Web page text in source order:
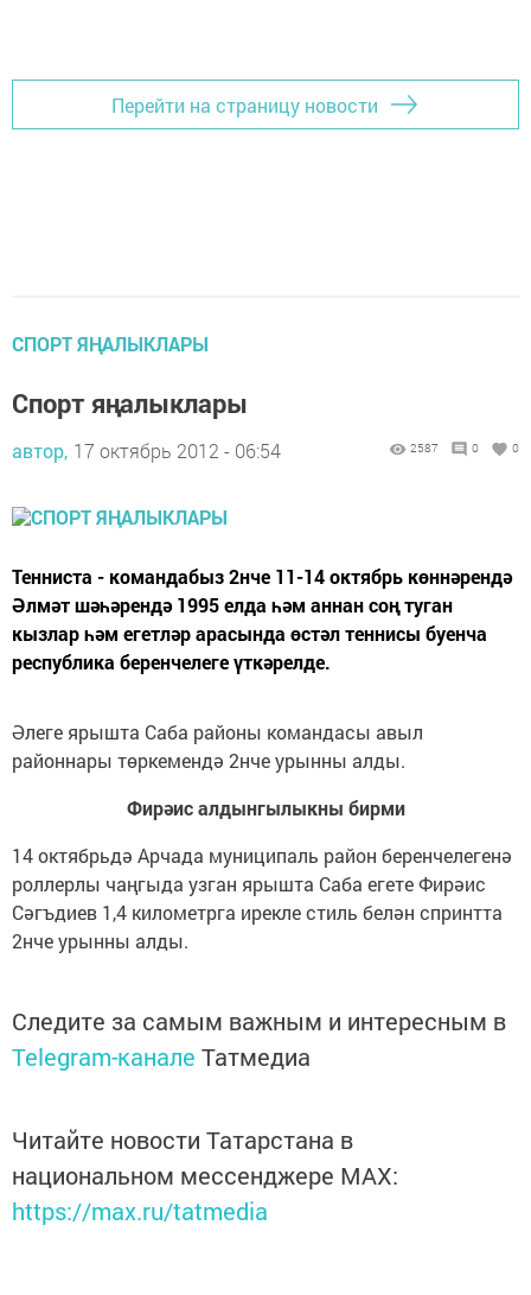
Перейти на страницу новости
СПОРТ ЯҢАЛЫКЛАРЫ
Спорт яңалыклары
автор, 17 октябрь 2012 - 06:54 2587 0 0
Тенниста - командабыз 2нче 11-14 октябрь көннәрендә
Әлмәт шәһәрендә 1995 елда һәм аннан соң туган
кызлар һәм егетләр арасында өстәл теннисы буенча
республика беренчелеге үткәрелде.
Әлеге ярышта Саба районы командасы авыл
районнары төркемендә 2нче урынны алды.
Фирәис алдынгылыкны бирми
14 октябрьдә Арчада муниципаль район берен­челегенә
роллерлы чаңгыда узган ярышта Саба егете Фирәис
Сәгъдиев 1,4 километрга ирек­ле стиль белән спринтта
2нче урынны алды.
Следите за самым важным и интересным в
Telegram-канале Татмедиа
Читайте новости Татарстана в
национальном мессенджере MАХ:
https://max.ru/tatmedia